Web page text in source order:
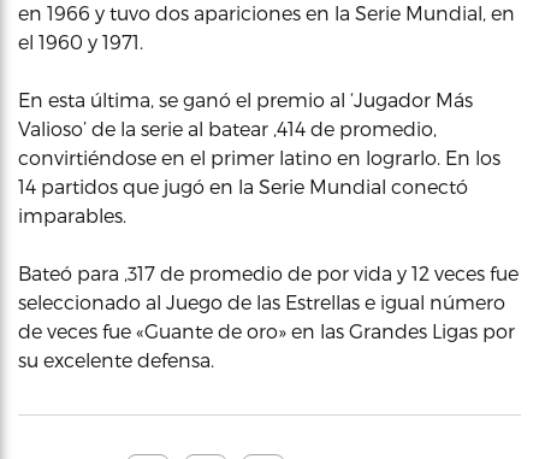
en 1966 y tuvo dos apariciones en la Serie Mundial, en
el 1960 y 1971.
En esta última, se ganó el premio al ‘Jugador Más
Valioso’ de la serie al batear ,414 de promedio,
convirtiéndose en el primer latino en lograrlo. En los
14 partidos que jugó en la Serie Mundial conectó
imparables.
Bateó para ,317 de promedio de por vida y 12 veces fue
seleccionado al Juego de las Estrellas e igual número
de veces fue «Guante de oro» en las Grandes Ligas por
su excelente defensa.